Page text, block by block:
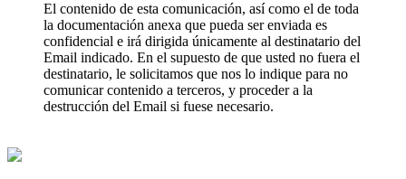
El contenido de esta comunicación, así como el de toda
la documentación anexa que pueda ser enviada es
confidencial e irá dirigida únicamente al destinatario del
Email indicado. En el supuesto de que usted no fuera el
destinatario, le solicitamos que nos lo indique para no
comunicar contenido a terceros, y proceder a la
destrucción del Email si fuese necesario.